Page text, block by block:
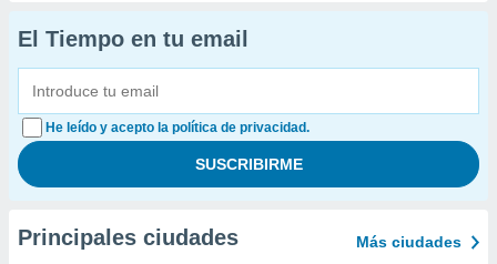
El Tiempo en tu email
He leído y acepto la política de privacidad.
Principales ciudades Más ciudades